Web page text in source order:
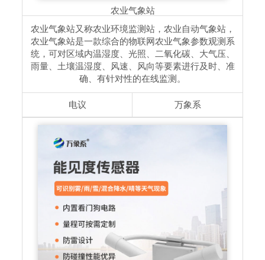
农业气象站
农业气象站又称农业环境监测站，农业自动气象站，
农业气象站是一款综合的物联网农业气象参数观测系
统，可对区域内温湿度、光照、二氧化碳、大气压、
雨量、土壤温湿度、风速、风向等要素进行及时、准
确、有针对性的在线监测。
电议 万象系